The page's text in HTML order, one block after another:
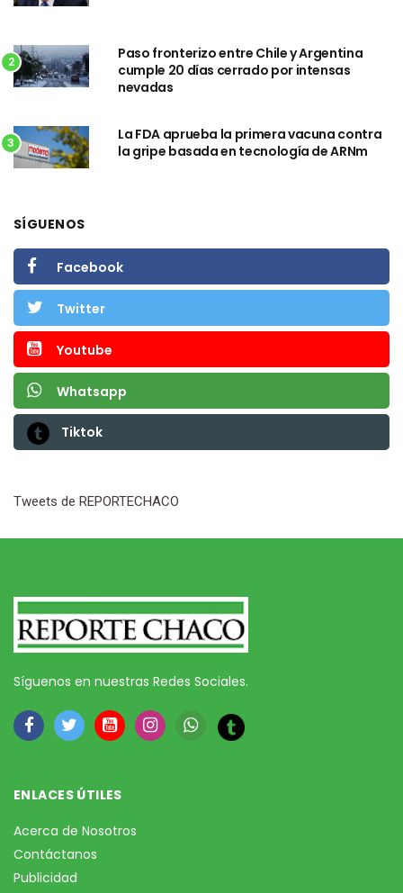
2
Paso fronterizo entre Chile y Argentina
cumple 20 días cerrado por intensas
nevadas
3
La FDA aprueba la primera vacuna contra
la gripe basada en tecnología de ARNm
SÍGUENOS
Facebook
Twitter
Youtube
Whatsapp
Tiktok
Tweets de REPORTECHACO
Síguenos en nuestras Redes Sociales.
ENLACES ÚTILES
Acerca de Nosotros
Contáctanos
Publicidad